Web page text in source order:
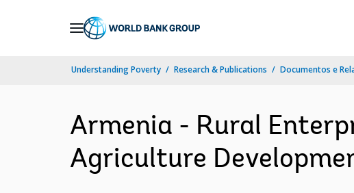
Understanding Poverty Research & Publications Documentos e
Armenia - Rural
Agriculture